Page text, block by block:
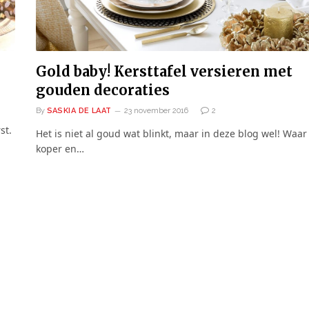
Gold baby! Kersttafel versieren met
gouden decoraties
By SASKIA DE LAAT 23 november 2016 2
Het is niet al goud wat blinkt, maar in deze blog wel! Waar
koper en…